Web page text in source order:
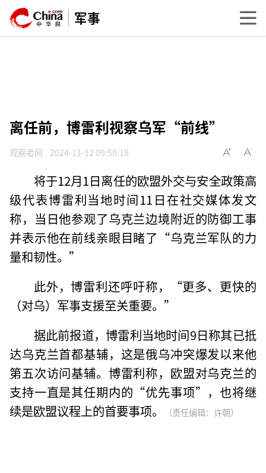
军事
离任前，博雷利视察乌军“前线”
观察者网 2024-11-12 09:50:18
将于12月1日离任的欧盟外交与安全政策高
级代表博雷利当地时间11日在社交媒体发文
称，当日他参观了乌克兰边境附近的防御工事
并表示他在前线亲眼目睹了“乌克兰军队的力
量和韧性。”
此外，博雷利还呼吁称，“更多、更快的
（对乌）军事支援至关重要。”
据此前报道，博雷利当地时间9日称其已抵
达乌克兰首都基辅，这是俄乌冲突爆发以来他
第五次访问基辅。博雷利称，欧盟对乌克兰的
支持一直是其任期内的“优先事项”，也将继
续是欧盟议程上的首要事项。
（责任编辑：许朝）